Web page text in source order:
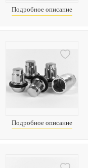
Подробное описание
Подробное описание